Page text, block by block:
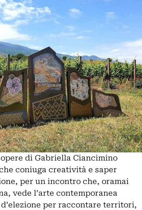
di Gabriella Ciancimino
coniuga creatività e saper
per un incontro che, oramai
vede l’arte contemporanea
per raccontare territori,